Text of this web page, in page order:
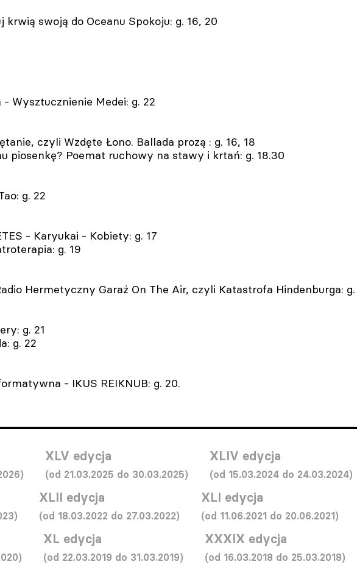
swoją do Oceanu Spokoju: g. 16, 20
Wysztucznienie Medei: g. 22
czyli Wzdęte Łono. Ballada prozą : g. 16, 18
piosenkę? Poemat ruchowy na stawy i krtań: g. 18.30
g. 22
- Karyukai - Kobiety: g. 17
g. 19
Hermetyczny Garaż On The Air, czyli Katastrofa Hindenburga: g.
g. 21
g. 22
- IKUS REIKNUB: g. 20.
XLV edycja
(od 21.03.2025 do 30.03.2025)
XLIV edycja
(od 15.03.2024 do 24.03.2024)
XLII edycja
(od 18.03.2022 do 27.03.2022)
XLI edycja
(od 11.06.2021 do 20.06.2021)
XL edycja
(od 22.03.2019 do 31.03.2019)
XXXIX edycja
(od 16.03.2018 do 25.03.2018)